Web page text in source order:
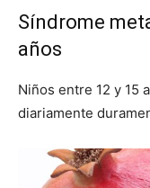
Síndrome
años
Niños entre 12 y 15
diariamente